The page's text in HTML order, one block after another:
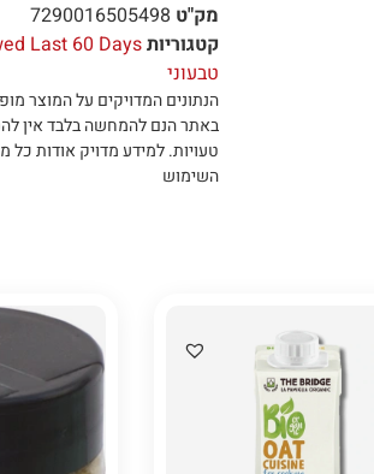
מק"ט 7290016505498
קטגוריותLast 60 Days
טבעוני
הנתונים המדויקים על המוצר
באתר הנם להמחשה בלבד אין
טעויות.למידע מדויק אודות כל
השימוש